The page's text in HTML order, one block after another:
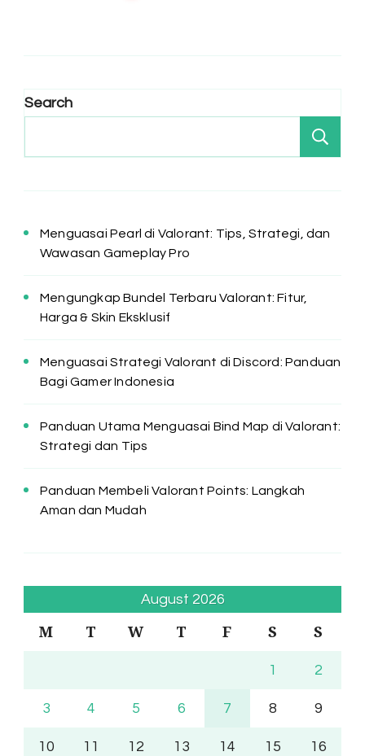
Search
Menguasai Pearl di Valorant: Tips, Strategi, dan
Wawasan Gameplay Pro
Mengungkap Bundel Terbaru Valorant: Fitur,
Harga & Skin Eksklusif
Menguasai Strategi Valorant di Discord: Panduan
Bagi Gamer Indonesia
Panduan Utama Menguasai Bind Map di Valorant:
Strategi dan Tips
Panduan Membeli Valorant Points: Langkah
Aman dan Mudah
August 2026
M T W T F S S
1 2
3 4 5 6 7 8 9
10 11 12 13 14 15 16